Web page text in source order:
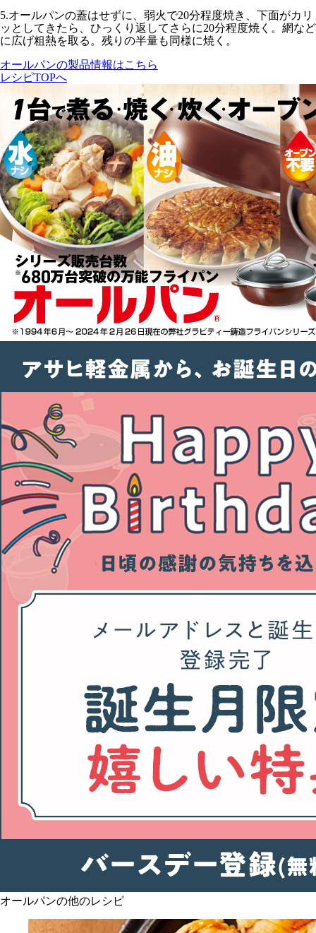
5.オールパンの蓋はせずに、 弱火で20分程度焼き、下面がカリ
ッとしてきたら、ひっくり返してさらに20分程度焼く。網など
に広げ粗熱を取る。残りの半量も同様に焼く。
オールパンの製品情報はこちら
レシピTOPへ
オールパンの他のレシピ